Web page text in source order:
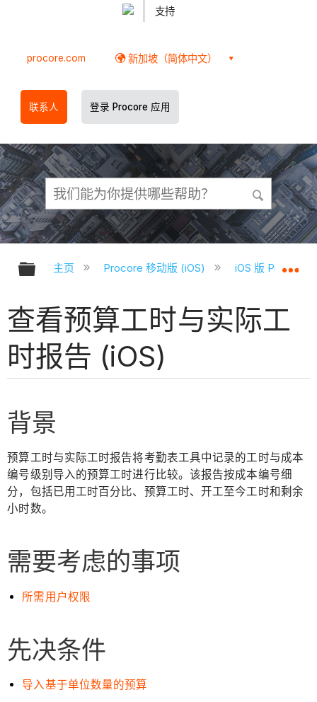
支持
procore.com 新加坡（简体中文）
联系人 登录 Procore 应用
扩展/隐缩全局层次
主页 Procore 移动版 (iOS) iOS 版 Procore
查看预算工时与实际工
时报告 (iOS)
背景
预算工时与实际工时报告将考勤表工具中记录的工时与成本
编号级别导入的预算工时进行比较。该报告按成本编号细
分，包括已用工时百分比、预算工时、开工至今工时和剩余
小时数。
需要考虑的事项
所需用户权限
先决条件
导入基于单位数量的预算